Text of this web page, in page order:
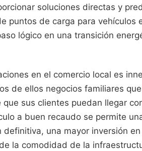
soluciones directas y
puntos de carga para vehículos
lógico en una transición
en el comercio local es
de ellos negocios familiares
sus clientes puedan llegar
a buen recaudo se permite
una mayor inversión
la comodidad de la